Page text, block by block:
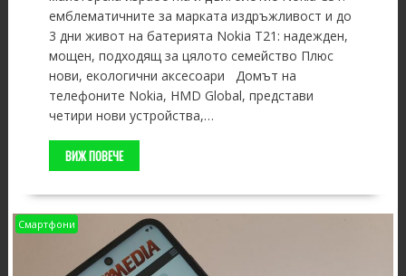
емблематичните за марката издръжливост и до
3 дни живот на батерията Nokia T21: надежден,
мощен, подходящ за цялото семейство Плюс
нови, екологични аксесоари Домът на
телефоните Nokia, HMD Global, представи
четири нови устройства,…
ВИЖ ПОВЕЧЕ
Смартфони